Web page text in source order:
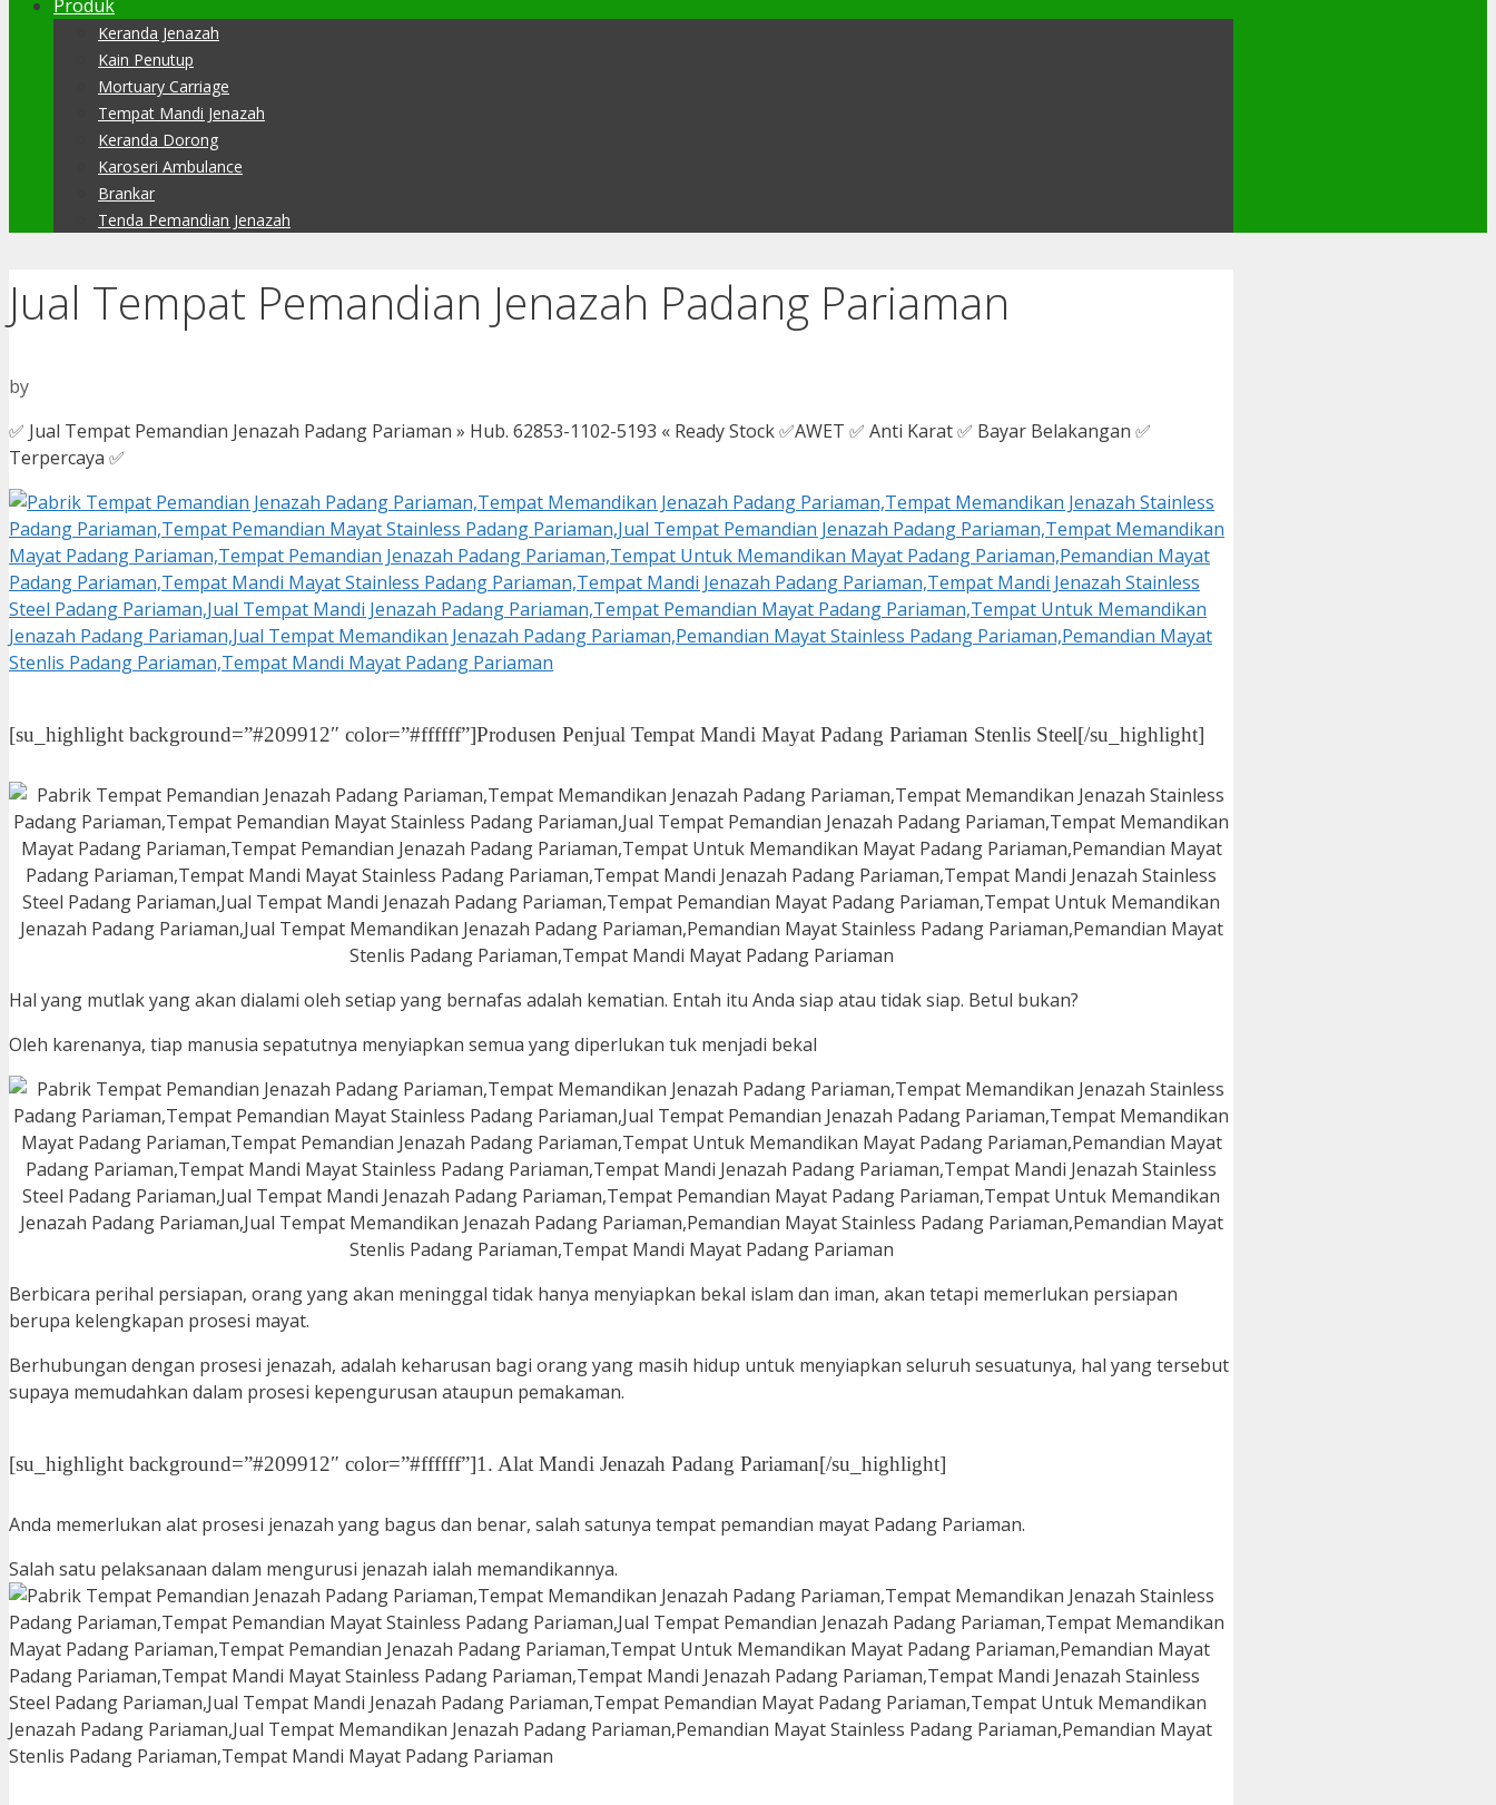
Produk
Keranda Jenazah
Kain Penutup
Mortuary Carriage
Tempat Mandi Jenazah
Keranda Dorong
Karoseri Ambulance
Brankar
Tenda Pemandian Jenazah
Jual Tempat Pemandian Jenazah Padang Pariaman
by
✅ Jual Tempat Pemandian Jenazah Padang Pariaman » Hub. 62853-1102-5193 « Ready Stock ✅AWET ✅ Anti Karat ✅ Bayar Belakangan ✅
Terpercaya ✅
[su_highlight background=”#209912″ color=”#ffffff”]Produsen Penjual Tempat Mandi Mayat Padang Pariaman Stenlis Steel[/su_highlight]
Hal yang mutlak yang akan dialami oleh setiap yang bernafas adalah kematian. Entah itu Anda siap atau tidak siap. Betul bukan?
Oleh karenanya, tiap manusia sepatutnya menyiapkan semua yang diperlukan tuk menjadi bekal
Berbicara perihal persiapan, orang yang akan meninggal tidak hanya menyiapkan bekal islam dan iman, akan tetapi memerlukan persiapan
berupa kelengkapan prosesi mayat.
Berhubungan dengan prosesi jenazah, adalah keharusan bagi orang yang masih hidup untuk menyiapkan seluruh sesuatunya, hal yang tersebut
supaya memudahkan dalam prosesi kepengurusan ataupun pemakaman.
[su_highlight background=”#209912″ color=”#ffffff”]1. Alat Mandi Jenazah Padang Pariaman[/su_highlight]
Anda memerlukan alat prosesi jenazah yang bagus dan benar, salah satunya tempat pemandian mayat Padang Pariaman.
Salah satu pelaksanaan dalam mengurusi jenazah ialah memandikannya.